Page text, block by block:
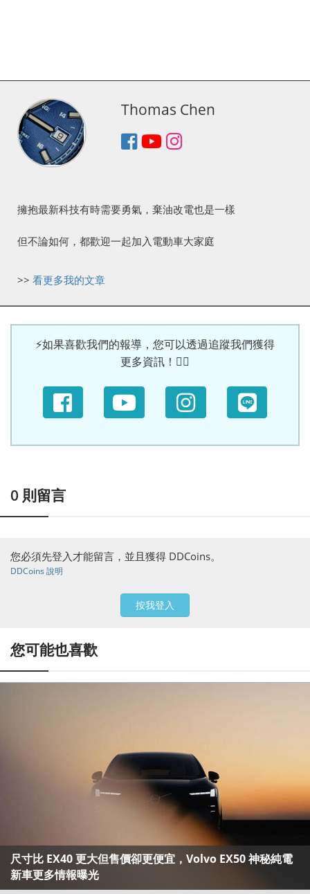
Thomas Chen
擁抱最新科技有時需要勇氣，棄油改電也是一樣
但不論如何，都歡迎一起加入電動車大家庭
>> 看更多我的文章
⚡如果喜歡我們的報導，您可以透過追蹤我們獲得
更多資訊！🙆‍♀
0 則留言
您必須先登入才能留言，並且獲得 DDCoins。
DDCoins 說明
按我登入
您可能也喜歡
尺寸比 EX40 更大但售價卻更便宜，Volvo EX50 神秘純電
新車更多情報曝光